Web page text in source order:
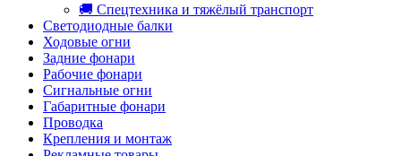
🚚 Спецтехника и тяжёлый транспорт
Светодиодные балки
Ходовые огни
Задние фонари
Рабочие фонари
Сигнальные огни
Габаритные фонари
Проводка
Крепления и монтаж